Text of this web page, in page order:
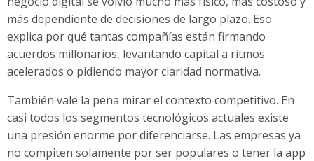
más dependiente de decisiones de largo plazo. Eso
explica por qué tantas compañías están firmando
acuerdos millonarios, levantando capital a ritmos
acelerados o pidiendo mayor claridad normativa.
También vale la pena mirar el contexto competitivo. En
casi todos los segmentos tecnológicos actuales existe
una presión enorme por diferenciarse. Las empresas ya
no compiten solamente por ser populares o tener la app